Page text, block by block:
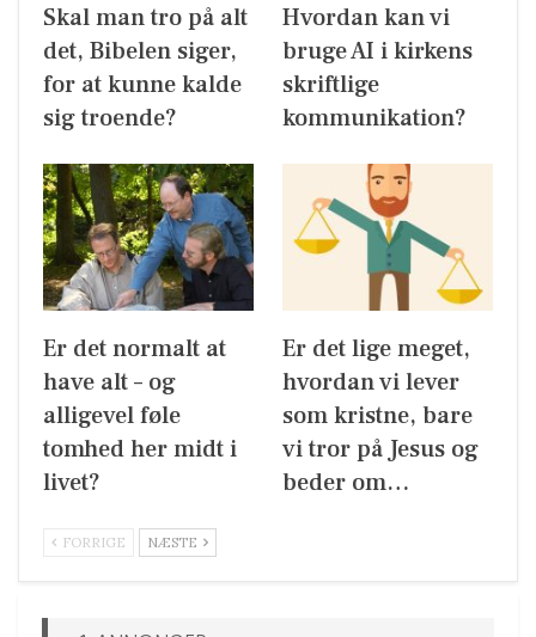
Skal man tro på alt
det, Bibelen siger,
for at kunne kalde
sig troende?
Hvordan kan vi
bruge AI i kirkens
skriftlige
kommunikation?
Er det normalt at
have alt – og
alligevel føle
tomhed her midt i
livet?
Er det lige meget,
hvordan vi lever
som kristne, bare
vi tror på Jesus og
beder om…
FORRIGE NÆSTE